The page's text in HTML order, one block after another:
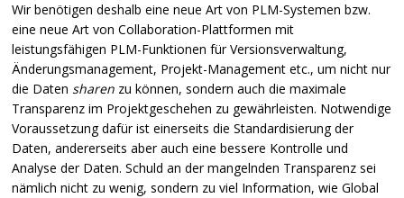
Wir benötigen deshalb eine neue Art von PLM-Systemen bzw.
eine neue Art von Collaboration-Plattformen mit
leistungsfähigen PLM-Funktionen für Versionsverwaltung,
Änderungsmanagement, Projekt-Management etc., um nicht nur
die Datensharen zu können, sondern auch die maximale
Transparenz im Projektgeschehen zu gewährleisten. Notwendige
Voraussetzung dafür ist einerseits die Standardisierung der
Daten, andererseits aber auch eine bessere Kontrolle und
Analyse der Daten. Schuld an der mangelnden Transparenz sei
nämlich nicht zu wenig, sondern zu viel Information, wie Global